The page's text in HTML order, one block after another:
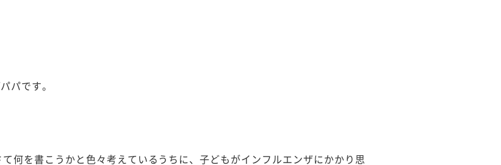
パです。
何を書こうかと色々考えているうちに、子どもがインフルエンザにかかり思